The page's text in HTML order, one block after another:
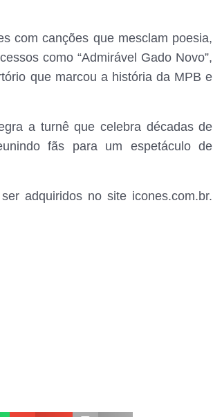
com canções que mesclam poesia,
como “Admirável Gado Novo”,
que marcou a história da MPB e
a turnê que celebra décadas de
fãs para um espetáculo de
adquiridos no site icones.com.br.